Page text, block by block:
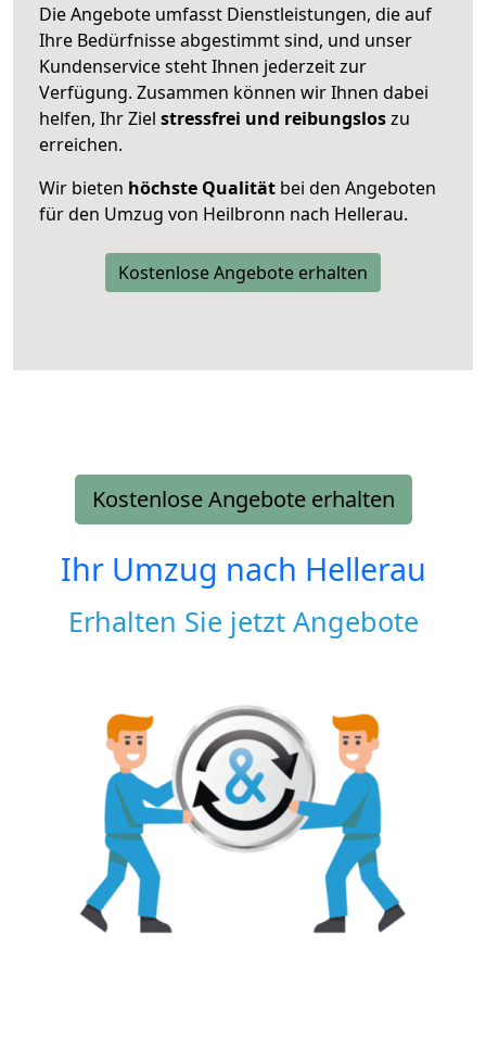
Die Angebote umfasst Dienstleistungen, die auf
Ihre Bedürfnisse abgestimmt sind, und unser
Kundenservice steht Ihnen jederzeit zur
Verfügung. Zusammen können wir Ihnen dabei
helfen, Ihr Ziel stressfrei und reibungsloszu
erreichen.
Wir bieten höchste Qualität bei den Angeboten
für den Umzug von Heilbronn nach Hellerau.
Kostenlose Angebote erhalten
Kostenlose Angebote erhalten
Ihr Umzug nach Hellerau
Erhalten Sie jetzt Angebote